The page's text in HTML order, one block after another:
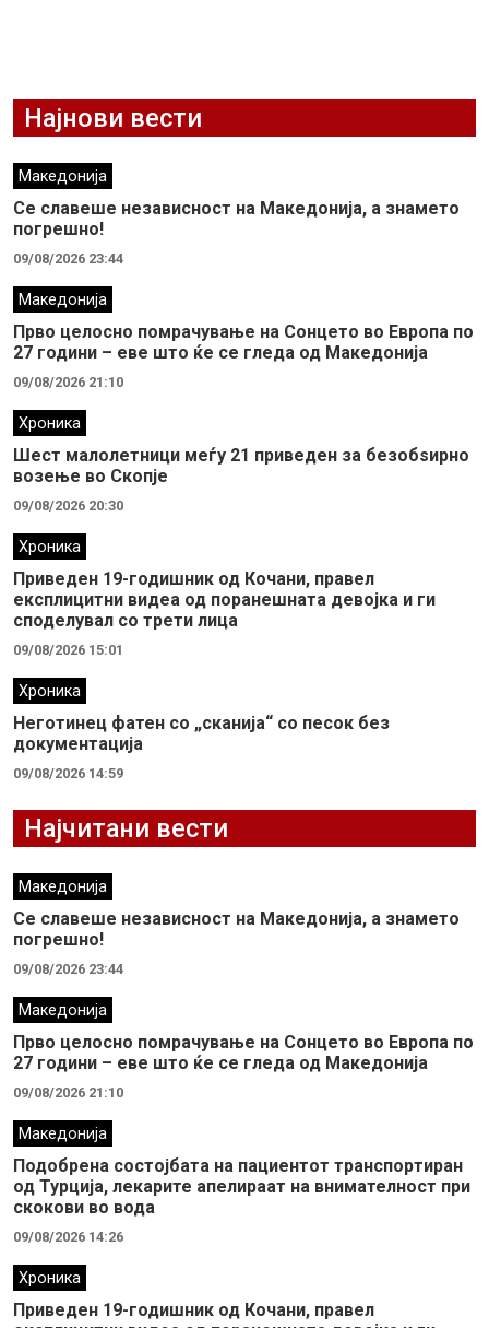
Најнови вести
Македонија
Се славеше независност на Македонија, а знамето
погрешно!
09/08/2026 23:44
Македонија
Прво целосно помрачување на Сонцето во Европа по
27 години – еве што ќе се гледа од Македонија
09/08/2026 21:10
Хроника
Шест малолетници меѓу 21 приведен за безобѕирно
возење во Скопје
09/08/2026 20:30
Хроника
Приведен 19-годишник од Кочани, правел
експлицитни видеа од поранешната девојка и ги
споделувал со трети лица
09/08/2026 15:01
Хроника
Неготинец фатен со „сканија“ со песок без
документација
09/08/2026 14:59
Најчитани вести
Македонија
Се славеше независност на Македонија, а знамето
погрешно!
09/08/2026 23:44
Македонија
Прво целосно помрачување на Сонцето во Европа по
27 години – еве што ќе се гледа од Македонија
09/08/2026 21:10
Македонија
Подобрена состојбата на пациентот транспортиран
од Турција, лекарите апелираат на внимателност при
скокови во вода
09/08/2026 14:26
Хроника
Приведен 19-годишник од Кочани, правел